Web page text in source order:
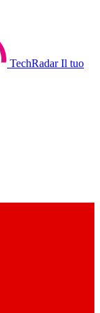
TechRadar Il tuo